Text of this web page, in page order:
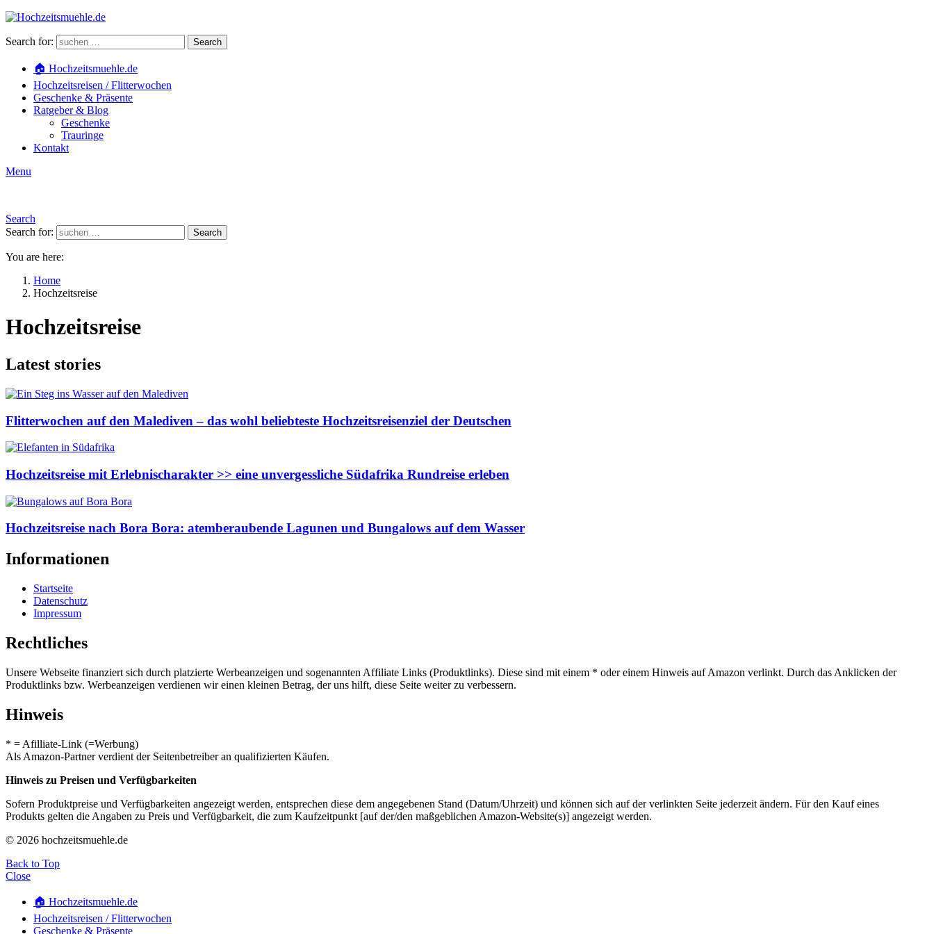
Search for: Search
🏠 Hochzeitsmuehle.de
Hochzeitsreisen / Flitterwochen
Geschenke & Präsente
Ratgeber & Blog
Geschenke
Trauringe
Kontakt
Menu
Search
Search for:
Search
You are here:
Home
Hochzeitsreise
Hochzeitsreise
Latest stories
Flitterwochen auf den Malediven – das wohl beliebteste Hochzeitsreisenziel der Deutschen
Hochzeitsreise mit Erlebnischarakter >> eine unvergessliche Südafrika Rundreise erleben
Hochzeitsreise nach Bora Bora: atemberaubende Lagunen und Bungalows auf dem Wasser
Informationen
Startseite
Datenschutz
Impressum
Rechtliches
Unsere Webseite finanziert sich durch platzierte Werbeanzeigen und sogenannten Affiliate Links (Produktlinks). Diese sind mit einem * oder einem Hinweis auf Amazon verlinkt. Durch das Anklicken der
Produktlinks bzw. Werbeanzeigen verdienen wir einen kleinen Betrag, der uns hilft, diese Seite weiter zu verbessern.
Hinweis
* = Afilliate-Link (=Werbung)
Als Amazon-Partner verdient der Seitenbetreiber an qualifizierten Käufen.
Hinweis zu Preisen und Verfügbarkeiten
Sofern Produktpreise und Verfügbarkeiten angezeigt werden, entsprechen diese dem angegebenen Stand (Datum/Uhrzeit) und können sich auf der verlinkten Seite jederzeit ändern. Für den Kauf eines
Produkts gelten die Angaben zu Preis und Verfügbarkeit, die zum Kaufzeitpunkt [auf der/den maßgeblichen Amazon-Website(s)] angezeigt werden.
© 2026 hochzeitsmuehle.de
Back to Top
Close
🏠 Hochzeitsmuehle.de
Hochzeitsreisen / Flitterwochen
Geschenke & Präsente